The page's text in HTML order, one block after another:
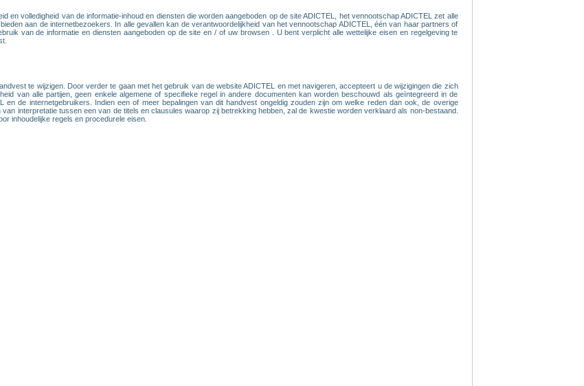
en volledigheid van de informatie-inhoud en diensten die worden aangeboden op de site ADICTEL, het vennootschap ADICTEL zet alle
aan de internetbezoekers. In alle gevallen kan de verantwoordelijkheid van het vennootschap ADICTEL, één van haar partners of
van de informatie en diensten aangeboden op de site en / of uw browsen . U bent verplicht alle wettelijke eisen en regelgeving te
te wijzigen. Door verder te gaan met het gebruik van de website ADICTEL en met navigeren, accepteert u de wijzigingen die zich
van alle partijen, geen enkele algemene of specifieke regel in andere documenten kan worden beschouwd als geïntegreerd in de
en de internetgebruikers. Indien een of meer bepalingen van dit handvest ongeldig zouden zijn om welke reden dan ook, de overige
interpretatie tussen een van de titels en clausules waarop zij betrekking hebben, zal de kwestie worden verklaard als non-bestaand.
inhoudelijke regels en procedurele eisen.